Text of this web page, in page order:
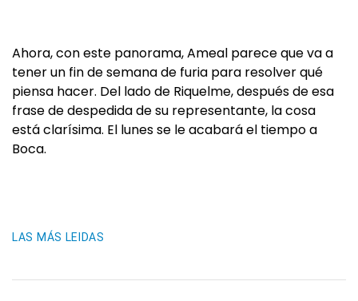
Ahora, con este panorama, Ameal parece que va a
tener un fin de semana de furia para resolver qué
piensa hacer. Del lado de Riquelme, después de esa
frase de despedida de su representante, la cosa
está clarísima. El lunes se le acabará el tiempo a
Boca.
LAS MÁS LEIDAS